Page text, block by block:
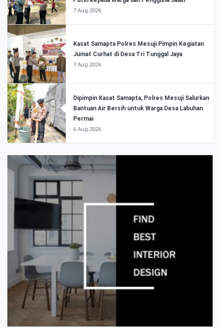
7 Aug 2026
Kasat Samapta Polres Mesuji Pimpin Kegiatan
Jumat Curhat di Desa Tri Tunggal Jaya
7 Aug 2026
Dipimpin Kasat Samapta, Polres Mesuji Salurkan
Bantuan Air Bersih untuk Warga Desa Labuhan
Permai
6 Aug 2026